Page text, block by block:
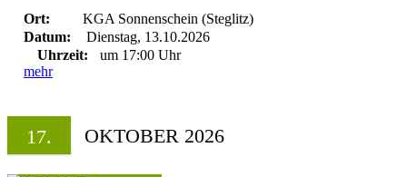
Ort:
KGA Sonnenschein (Steglitz)
Datum:
Dienstag, 13.10.2026
Uhrzeit:
um 17:00 Uhr
mehr
17. OKTOBER 2026